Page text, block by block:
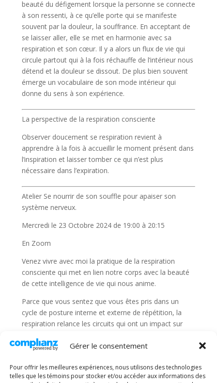
Gérer le consentement
Pour offrir les meilleures expériences, nous utilisons des technologies
telles que les témoins pour stocker et/ou accéder aux informations des
beauté du défigement lorsque la personne se connecte
à son ressenti, à ce qu’elle porte qui se manifeste
souvent par la douleur, la souffrance. En acceptant de
se laisser aller, elle se met en harmonie avec sa
respiration et son cœur. Il y a alors un flux de vie qui
circule partout qui à la fois réchauffe de l’intérieur nous
détend et la douleur se dissout. De plus bien souvent
émerge un vocabulaire de son mode intérieur qui
donne du sens à son expérience.
La perspective de la respiration consciente
Observer doucement se respiration revient à
apprendre à la fois à accueillir le moment présent dans
l’inspiration et laisser tomber ce qui n’est plus
nécessaire dans l’expiration.
Atelier Se nourrir de son souffle pour apaiser son
système nerveux.
Mercredi le 23 Octobre 2024 de 19:00 à 20:15
En Zoom
Venez vivre avec moi la pratique de la respiration
consciente qui met en lien notre corps avec la beauté
de cette intelligence de vie qui nous anime.
Parce que vous sentez que vous êtes pris dans un
cycle de posture interne et externe de répétition, la
respiration relance les circuits qui ont un impact sur
Articles récents